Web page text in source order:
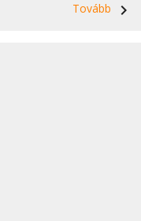
Tovább
navigate_next